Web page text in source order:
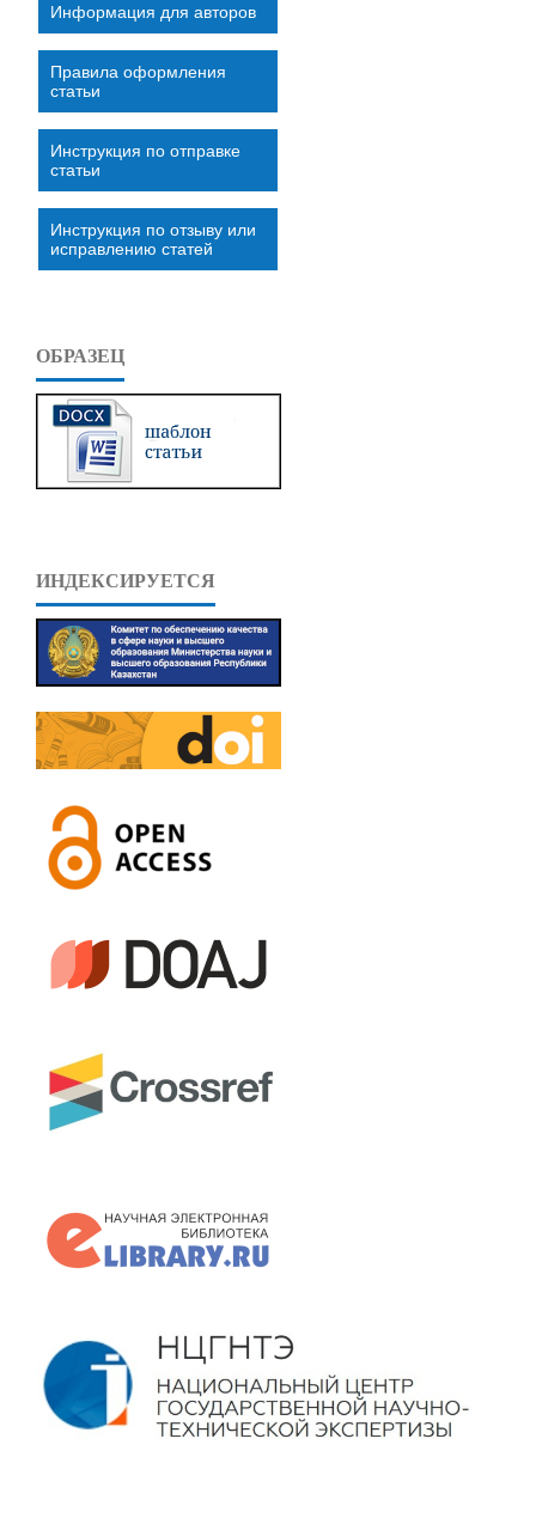
Информация для авторов
Правила оформления
статьи
Инструкция по отправке
статьи
Инструкция по отзыву или
исправлению статей
ОБРАЗЕЦ
ИНДЕКСИРУЕТСЯ